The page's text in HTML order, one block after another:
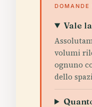
DOMANDE
Vale
volumi
ognuno
dello